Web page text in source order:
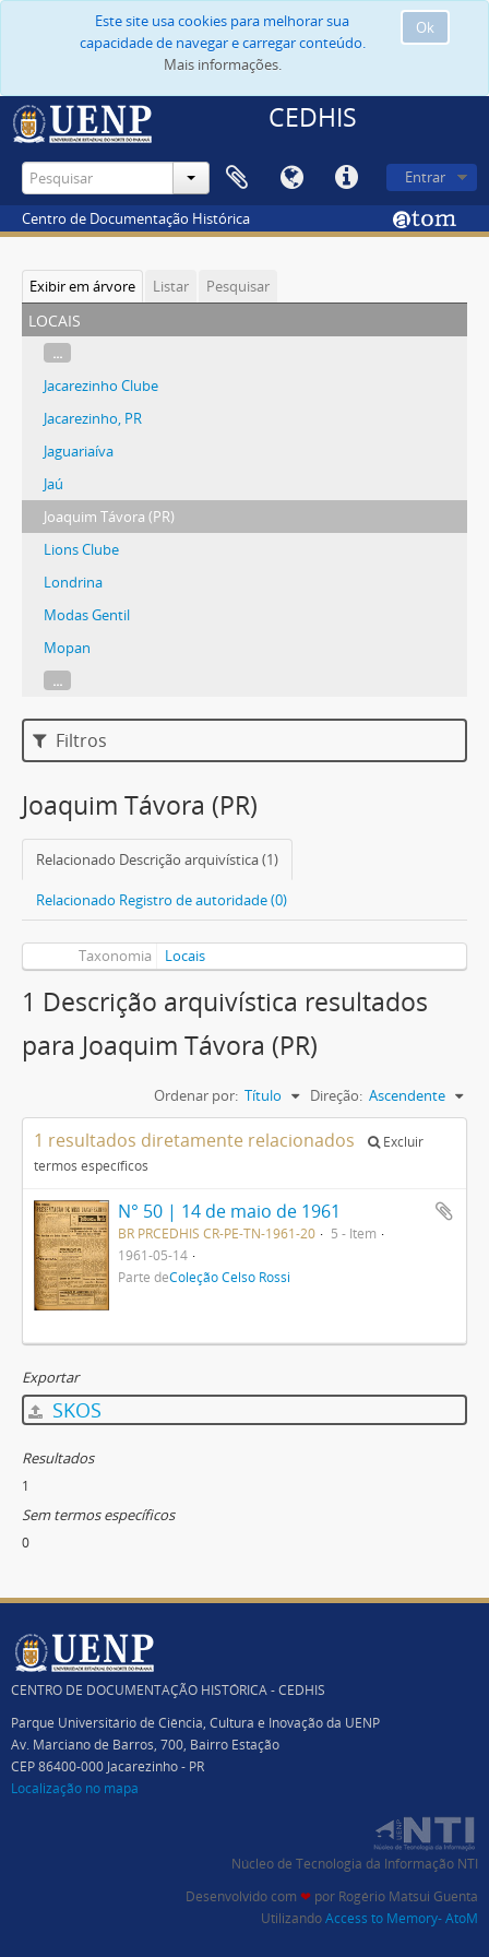
Ok
Este site usa cookies para melhorar sua
capacidade de navegar e carregar conteúdo.
Mais informações.
CEDHIS
Entrar
Centro de Documentação Histórica
Exibir em árvore Listar Pesquisar
locais
...
Jacarezinho Clube
Jacarezinho, PR
Jaguariaíva
Jaú
Joaquim Távora (PR)
Lions Clube
Londrina
Modas Gentil
Mopan
...
Filtros
Joaquim Távora (PR)
Relacionado Descrição arquivística (1)
Relacionado Registro de autoridade (0)
Taxonomia Locais
1 Descrição arquivística resultados
para Joaquim Távora (PR)
Ordenar por: Título Direção: Ascendente
1 resultados diretamente relacionados
Excluir
termos específicos
N° 50 | 14 de maio de 1961
BR PRCEDHIS CR-PE-TN-1961-20
5 - Item
1961-05-14
Parte deColeção Celso Rossi
Exportar
SKOS
Resultados
1
Sem termos específicos
0
CENTRO DE DOCUMENTAÇÃO HISTÓRICA - CEDHIS
Parque Universitário de Ciência, Cultura e Inovação da UENP
Av. Marciano de Barros, 700, Bairro Estação
CEP 86400-000 Jacarezinho - PR
Localização no mapa
Núcleo de Tecnologia da Informação NTI
Desenvolvido com ❤ por Rogério Matsui Guenta
UtilizandoAccess to Memory- AtoM